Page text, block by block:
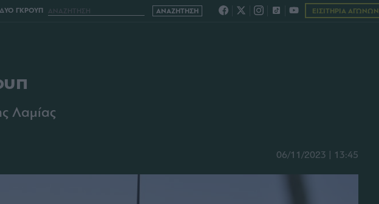
ΓΚΡΟΥΠ ΕΙΣΙΤΗΡΙΑ ΑΓΩΝΩΝ
Λαμίας
06/11/2023 | 13:45